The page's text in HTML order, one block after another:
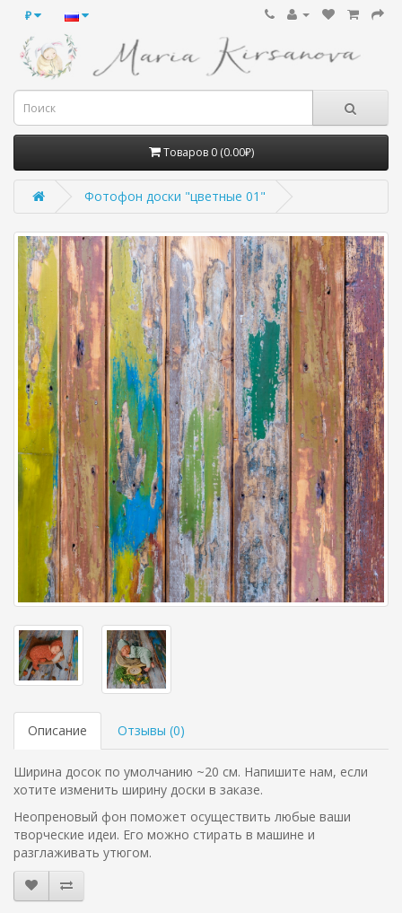
₽
Товаров 0 (0.00₽)
Фотофон доски "цветные 01"
Описание Отзывы (0)
Ширина досок по умолчанию ~20 см. Напишите нам, если
хотите изменить ширину доски в заказе.
Неопреновый фон поможет осуществить любые ваши
творческие идеи. Его можно стирать в машине и
разглаживать утюгом.